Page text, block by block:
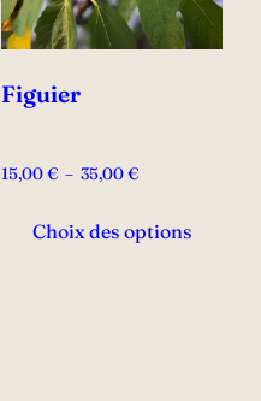
Figuier
15,00€ – 35,00€Plage
prix :
Choix des options